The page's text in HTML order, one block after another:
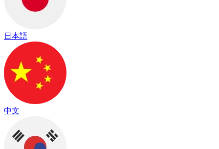
日本語
中文